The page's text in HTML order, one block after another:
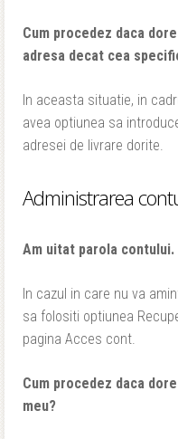
Cum procedez daca
adresa decat cea
In aceasta situatie, in
avea optiunea sa
adresei de livrare dorite.
Administrarea
Am uitat parola contului.
In cazul in care nu va
sa folositi optiunea
pagina Acces cont.
Cum procedez daca
meu?